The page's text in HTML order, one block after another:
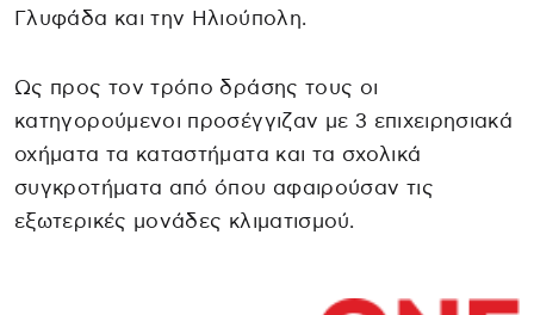
Γλυφάδα και την Ηλιούπολη.
Ως προς τον τρόπο δράσης τους οι
κατηγορούμενοι προσέγγιζαν με 3 επιχειρησιακά
οχήματα τα καταστήματα και τα σχολικά
συγκροτήματα από όπου αφαιρούσαν τις
εξωτερικές μονάδες κλιματισμού.